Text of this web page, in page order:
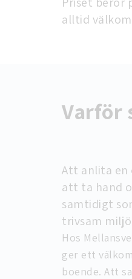
alltid
Varför
Att anlita en
att ta hand
samtidigt
trivsam
Hos
ger ett
boende. Att